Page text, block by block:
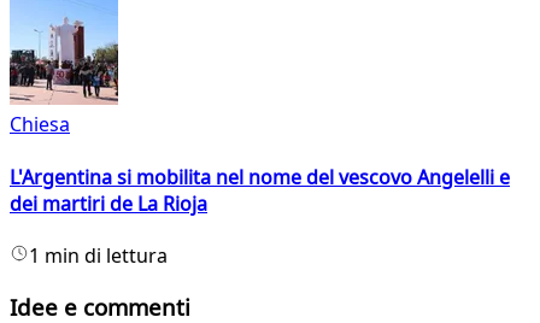
Chiesa
L'Argentina si mobilita nel nome del vescovo Angelelli e
dei martiri de La Rioja
1 min di lettura
Idee e commenti